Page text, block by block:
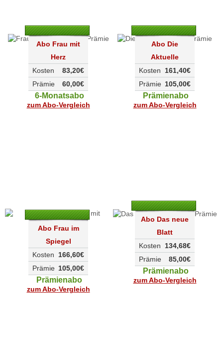
Abo Frau mit
Herz
83,20€
Kosten
60,00€
Prämie
6-Monatsabo
zum Abo-Vergleich
Abo Die
Aktuelle
161,40€
Kosten
105,00€
Prämie
Prämienabo
zum Abo-Vergleich
Abo Frau im
Spiegel
166,60€
Kosten
105,00€
Prämie
Prämienabo
zum Abo-Vergleich
Abo Das neue
Blatt
134,68€
Kosten
85,00€
Prämie
Prämienabo
zum Abo-Vergleich